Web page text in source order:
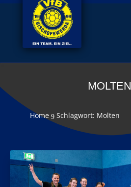
MOLTEN
Home 9 Schlagwort: Molten